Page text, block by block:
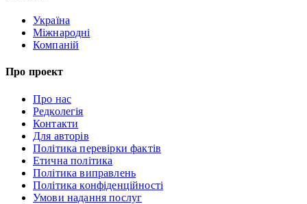
Україна
Міжнародні
Компаній
Про проект
Про нас
Редколегія
Контакти
Для авторів
Політика перевірки фактів
Етична політика
Політика виправлень
Політика конфіденційності
Умови надання послуг